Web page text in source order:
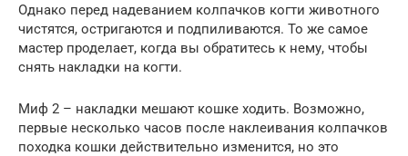
Однако перед надеванием колпачков когти животного
чистятся, остригаются и подпиливаются. То же самое
мастер проделает, когда вы обратитесь к нему, чтобы
снять накладки на когти.
Миф 2 – накладки мешают кошке ходить. Возможно,
первые несколько часов после наклеивания колпачков
походка кошки действительно изменится, но это